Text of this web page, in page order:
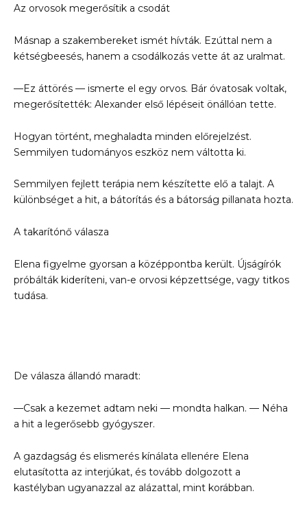
Az orvosok megerősítik a csodát
Másnap a szakembereket ismét hívták. Ezúttal nem a
kétségbeesés, hanem a csodálkozás vette át az uralmat.
—Ez áttörés — ismerte el egy orvos. Bár óvatosak voltak,
megerősítették: Alexander első lépéseit önállóan tette.
Hogyan történt, meghaladta minden előrejelzést.
Semmilyen tudományos eszköz nem váltotta ki.
Semmilyen fejlett terápia nem készítette elő a talajt. A
különbséget a hit, a bátorítás és a bátorság pillanata hozta.
A takarítónő válasza
Elena figyelme gyorsan a középpontba került. Újságírók
próbálták kideríteni, van-e orvosi képzettsége, vagy titkos
tudása.
De válasza állandó maradt:
—Csak a kezemet adtam neki — mondta halkan. — Néha
a hit a legerősebb gyógyszer.
A gazdagság és elismerés kínálata ellenére Elena
elutasította az interjúkat, és tovább dolgozott a
kastélyban ugyanazzal az alázattal, mint korábban.